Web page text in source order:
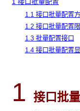
1.1 接口批量配置
1.2 接口批量配置
1.3 批量配置接口
1.4 接口批量配置
1 接口批